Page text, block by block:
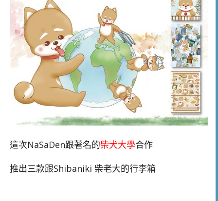
這次NaSaDen跟著名的柴犬大學合作
推出三款跟Shibaniki 柴老大的行李箱